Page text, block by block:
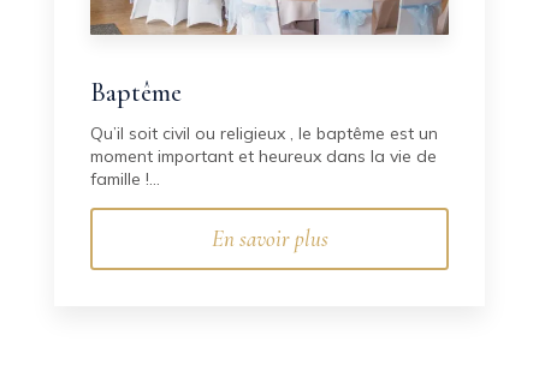
Baptême
Qu’il soit civil ou religieux , le baptême est un
moment important et heureux dans la vie de
famille !...
En savoir plus